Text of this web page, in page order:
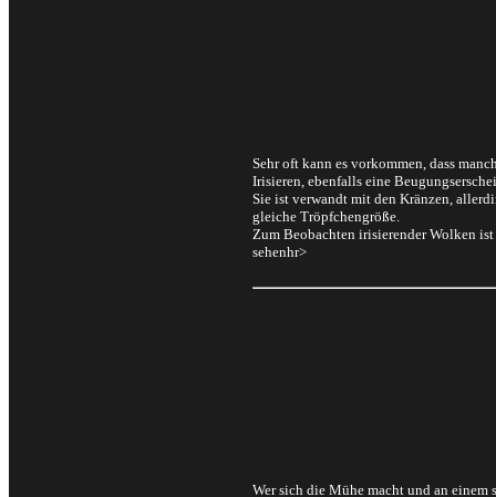
Sehr oft kann es vorkommen, dass
Irisieren, ebenfalls eine
Sie ist verwandt mit den Kränzen,
gleiche Tröpfchengröße.
Zum Beobachten irisierender Wolken
sehenhr>
Wer sich die Mühe macht und an